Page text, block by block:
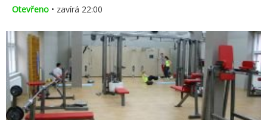
Otevřeno • zavírá 22:00